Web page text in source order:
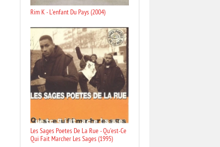
Rim K - L'enfant Du Pays (2004)
Les Sages Poetes De La Rue - Qu'est-Ce
Qui Fait Marcher Les Sages (1995)